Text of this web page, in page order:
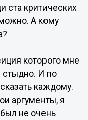
ста критических
А кому
которого мне
стыдно. И по
каждому.
аргументы, я
не очень